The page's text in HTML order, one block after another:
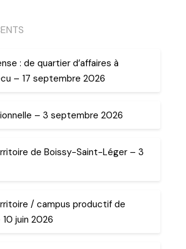
: de quartier d’affaires à
– 17 septembre 2026
– 3 septembre 2026
de Boissy-Saint-Léger – 3
/ campus productif de
juin 2026